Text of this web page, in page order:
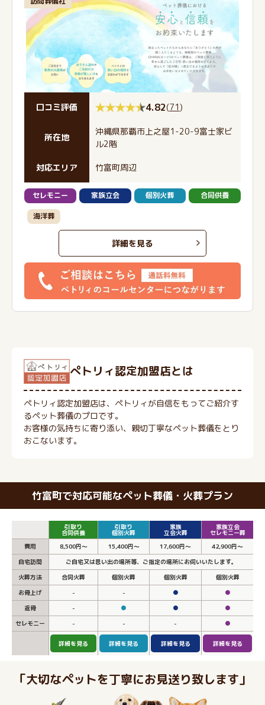
口コミ評価 4.82(71)
所在地
沖縄県那覇市上之屋1-20-9富士家ビ
ル2階
対応エリア 竹富町周辺
セレモニー 家族立会 個別火葬 合同供養
海洋葬
詳細を見る
ぺトリィ認定加盟店とは
ペトリィ認定加盟店は、ペトリィが自信をもってご紹介す
るペット葬儀のプロです。
お客様の気持ちに寄り添い、親切丁寧なペット葬儀をとり
おこないます。
竹富町で対応可能なペット葬儀・火葬プラン
引取り
合同供養
引取り
個別火葬
家族
立会火葬
家族立会
セレモニー葬
費用
8,500円～ 15,400円～ 17,600円～
42,900円～
自宅訪問
ご自宅又は思い出の場所等、ご指定の場所にお伺いいたします。
火葬方法
合同火葬 個別火葬 個別火葬
個別火葬
お骨上げ
- - ●
●
返骨
- ● ●
●
セレモニー
- - - ●
詳細を見る 詳細を見る 詳細を見る 詳細を見る
「大切なペットを丁寧にお見送り致します」